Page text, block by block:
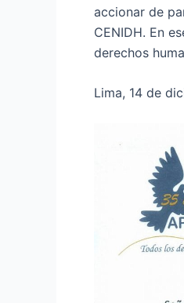
accionar de
CENIDH. En
derechos
Lima, 14 de